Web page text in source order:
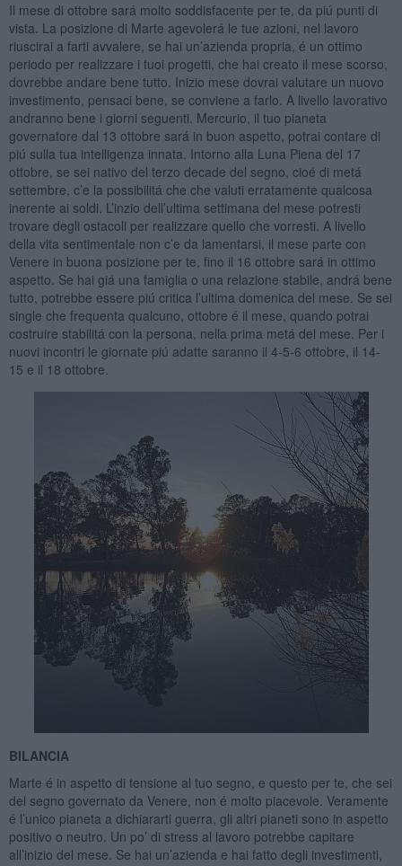
Il mese di ottobre sará molto soddisfacente per te, da piú punti di
vista. La posizione di Marte agevolerá le tue azioni, nel lavoro
riuscirai a farti avvalere, se hai un’azienda propria, é un ottimo
periodo per realizzare i tuoi progetti, che hai creato il mese scorso,
dovrebbe andare bene tutto. Inizio mese dovrai valutare un nuovo
investimento, pensaci bene, se conviene a farlo. A livello lavorativo
andranno bene i giorni seguenti. Mercurio, il tuo pianeta
governatore dal 13 ottobre sará in buon aspetto, potrai contare di
piú sulla tua intelligenza innata. Intorno alla Luna Piena del 17
ottobre, se sei nativo del terzo decade del segno, cioé di metá
settembre, c’e la possibilitá che che valuti erratamente qualcosa
inerente ai soldi. L’inzio dell’ultima settimana del mese potresti
trovare degli ostacoli per realizzare quello che vorresti. A livello
della vita sentimentale non c’e da lamentarsi, il mese parte con
Venere in buona posizione per te, fino il 16 ottobre sará in ottimo
aspetto. Se hai giá una famiglia o una relazione stabile, andrá bene
tutto, potrebbe essere piú critica l’ultima domenica del mese. Se sei
single che frequenta qualcuno, ottobre é il mese, quando potrai
costruire stabilitá con la persona, nella prima metá del mese. Per i
nuovi incontri le giornate piú adatte saranno il 4-5-6 ottobre, il 14-
15 e il 18 ottobre.
BILANCIA
Marte é in aspetto di tensione al tuo segno, e questo per te, che sei
del segno governato da Venere, non é molto piacevole. Veramente
é l’unico pianeta a dichiararti guerra, gli altri pianeti sono in aspetto
positivo o neutro. Un po’ di stress al lavoro potrebbe capitare
all’inizio del mese. Se hai un’azienda e hai fatto degli investimenti,